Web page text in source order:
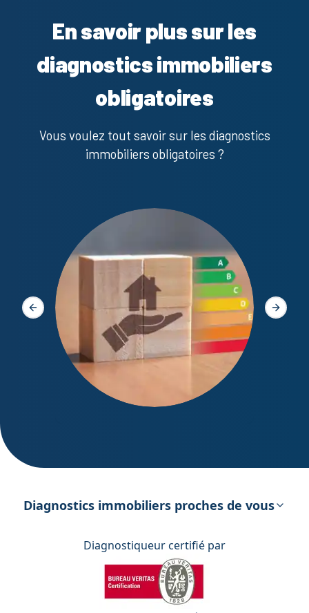
En savoir plus sur les
diagnostics immobiliers
obligatoires
Vous voulez tout savoir sur les diagnostics
immobiliers obligatoires ?
énergétique
Slide précédente Slide
Diagnostics immobiliers proches de vous
Diagnostiqueur certifié par